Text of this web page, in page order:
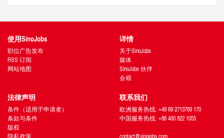
使用SinoJobs
职位广告发布
RSS 订阅
网站地图
详情
关于SinoJobs
媒体
SinoJobs 伙伴
会籍
法律声明
条件（适用于申请者）
条款与条件
版权
隐私政策
联系我们
欧洲服务热线: +49 69 2713769 170
中国服务热线: +86 400 822 1055
contact@sinojobs.com